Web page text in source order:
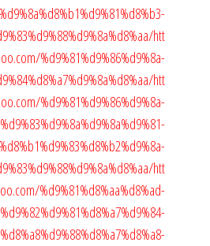
htt
%d9%81%d9%86%d9%8a-
htt
%d9%81%d9%86%d9%8a-
htt
%d9%81%d8%aa%d8%ad-